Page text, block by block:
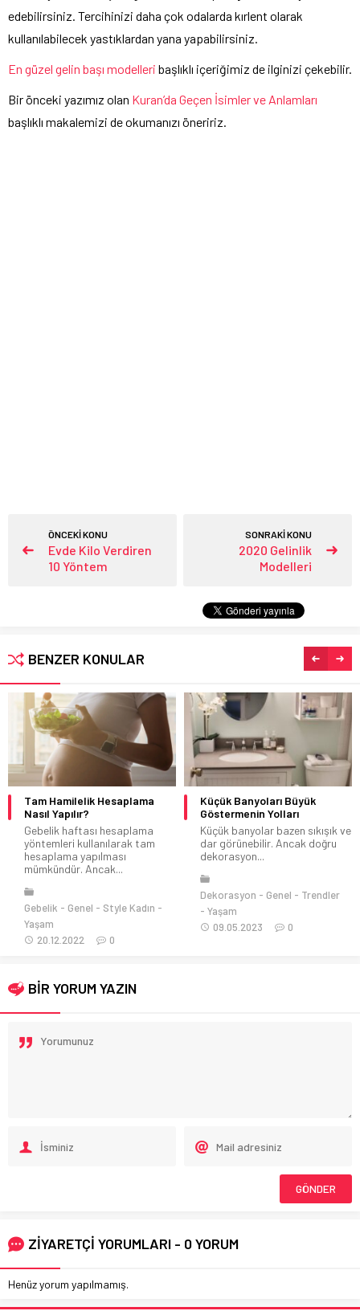
edebilirsiniz. Tercihinizi daha çok odalarda kırlent olarak
kullanılabilecek yastıklardan yana yapabilirsiniz.
En güzel gelin başı modelleri başlıklı içeriğimiz de ilginizi çekebilir.
Bir önceki yazımız olan Kuran’da Geçen İsimler ve Anlamları
başlıklı makalemizi de okumanızı öneririz.
ÖNCEKİ KONU
Evde Kilo Verdiren
10 Yöntem
SONRAKİ KONU
2020 Gelinlik
Modelleri
BENZER KONULAR
Tam Hamilelik Hesaplama
Nasıl Yapılır?
Gebelik haftası hesaplama
yöntemleri kullanılarak tam
hesaplama yapılması
mümkündür. Ancak...
Gebelik Genel
Style Kadın
Yaşam
20.12.2022
0
Küçük Banyoları Büyük
Göstermenin Yolları
Küçük banyolar bazen sıkışık ve
dar görünebilir. Ancak doğru
dekorasyon...
Dekorasyon Genel
Trendler
Yaşam
09.05.2023
0
BİR YORUM YAZIN
ZİYARETÇİ YORUMLARI - 0 YORUM
Henüz yorum yapılmamış.